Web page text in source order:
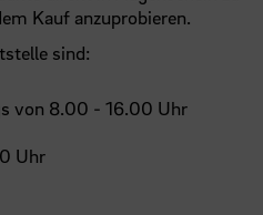
Kauf anzuprobieren.
sind:
von 8.00 - 16.00 Uhr
Uhr